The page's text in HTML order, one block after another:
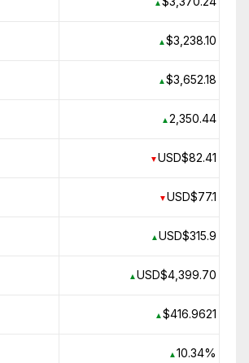
▲
▲$3,238.10
▲$3,652.18
▲2,350.44
▼USD$82.41
▼USD$77.1
▲USD$315.9
▲USD$4,399.70
▲$416.9621
▲10.34%